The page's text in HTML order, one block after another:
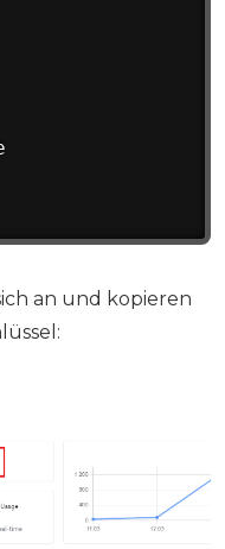
an und kopieren